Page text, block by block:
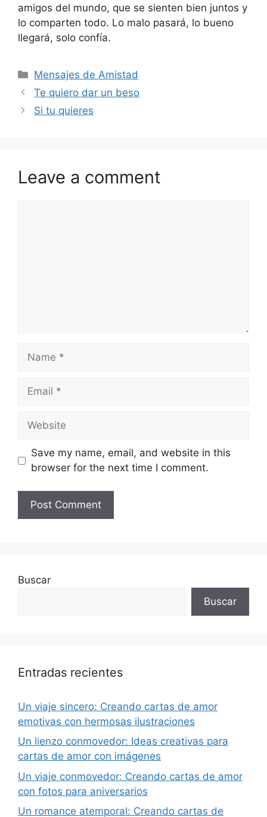
amigos del mundo, que se sienten bien juntos y
lo comparten todo. Lo malo pasará, lo bueno
llegará, solo confía.
Categories
Mensajes de Amistad
Te quiero dar un beso
Si tu quieres
Leave a comment
Name
Email
Website
Save my name, email, and website in this
browser for the next time I comment.
Buscar
Buscar
Entradas recientes
Un viaje sincero: Creando cartas de amor
emotivas con hermosas ilustraciones
Un lienzo conmovedor: Ideas creativas para
cartas de amor con imágenes
Un viaje conmovedor: Creando cartas de amor
con fotos para aniversarios
Un romance atemporal: Creando cartas de